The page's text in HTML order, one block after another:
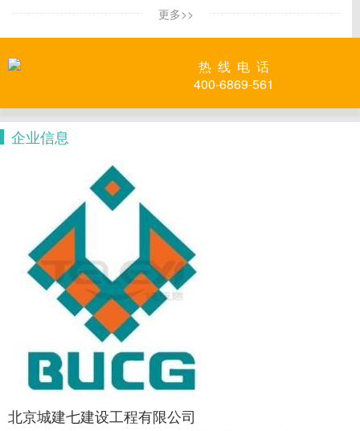
更多>>
热 线 电 话
400-6869-561
企业信息
北京城建七建设工程有限公司